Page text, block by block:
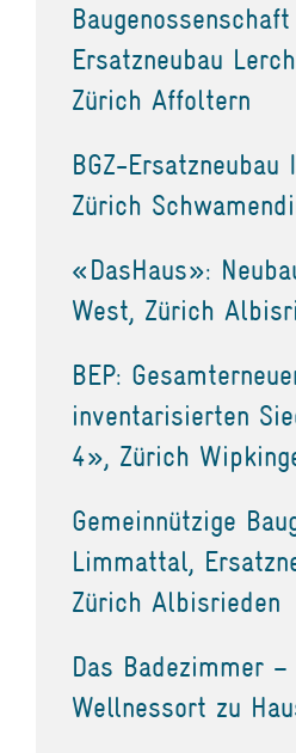
Ersatzneubau
Zürich Affoltern
BGZ-
Zürich
«DasHaus»:
West, Zürich
BEP:
inventarisierten
4», Zürich
Gemeinnützige
Limmattal,
Zürich Albisrieden
Das Badezimmer
Wellnessort zu